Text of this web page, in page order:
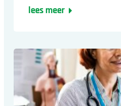
lees meer